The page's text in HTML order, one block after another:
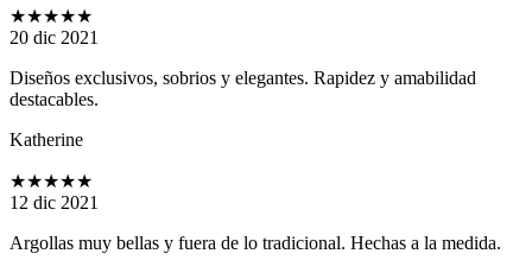
★★★★★
20 dic 2021
Diseños exclusivos, sobrios y elegantes. Rapidez y amabilidad
destacables.
Katherine
★★★★★
12 dic 2021
Argollas muy bellas y fuera de lo tradicional. Hechas a la medida.